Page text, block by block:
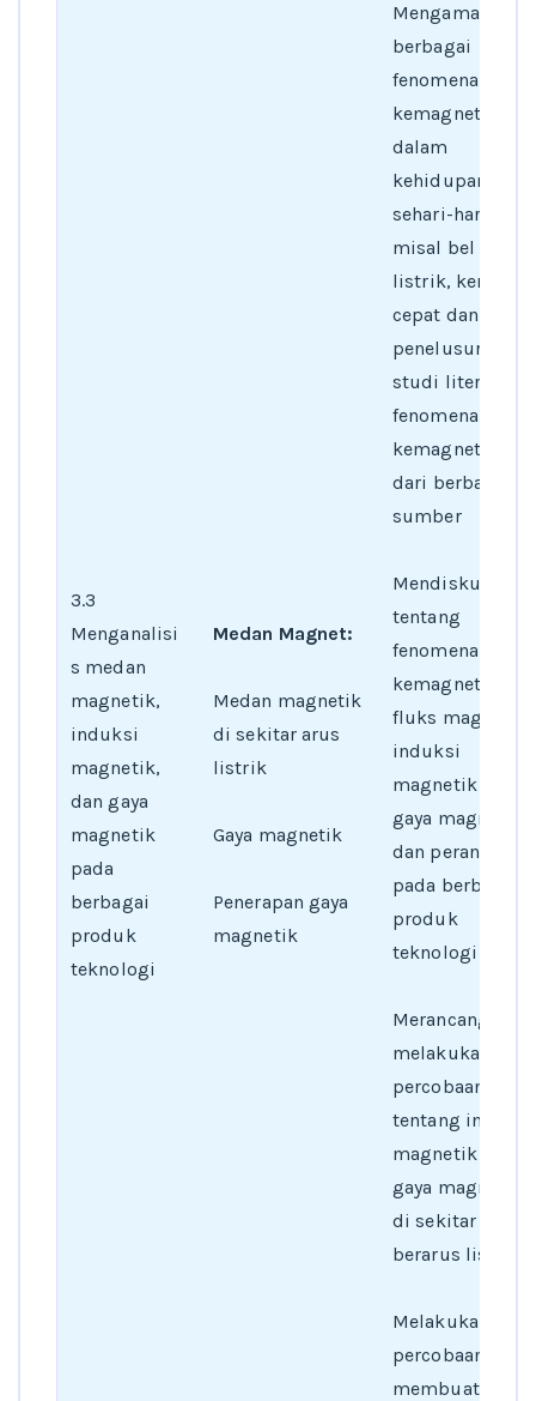
3.3
Menganalisi
s medan
magnetik,
induksi
magnetik,
dan gaya
magnetik
pada
berbagai
produk
teknologi
Medan Magnet:
Medan magnetik
di sekitar arus
listrik
Gaya magnetik
Penerapan gaya
magnetik
Mengamati
berbagai
fenomena
kemagnetan
dalam
kehidupan
sehari-hari,
misal bel
listrik, kereta
cepat dan atau
penelusuran
studi literatur
fenomena
kemagnetan
dari berbagai
sumber
Mendiskusikan
tentang
fenomena
kemagnetan,
fluks magnetik,
induksi
magnetik dan
gaya magnetik
dan peranannya
pada berbagai
produk
teknologi
Merancang dan
melakukan
percobaan
tentang induksi
magnetik dan
gaya magnetik
di sekitar kawat
berarus listrik
Melakukan
percobaan
membuat